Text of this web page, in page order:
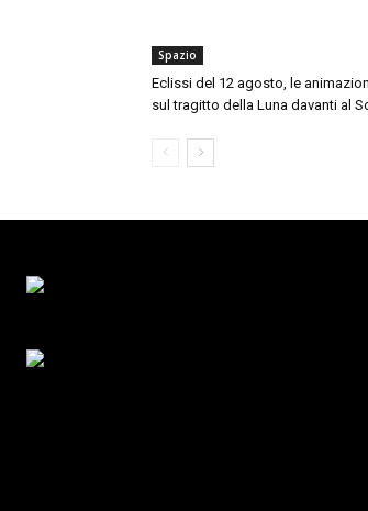
Spazio
Eclissi del 12 agosto, le
sul tragitto della Luna davanti al